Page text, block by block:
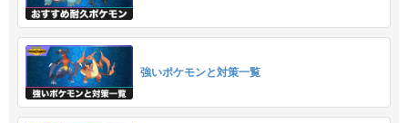
強いポケモンと対策一覧